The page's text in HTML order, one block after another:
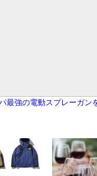
最強の電動スプレーガン